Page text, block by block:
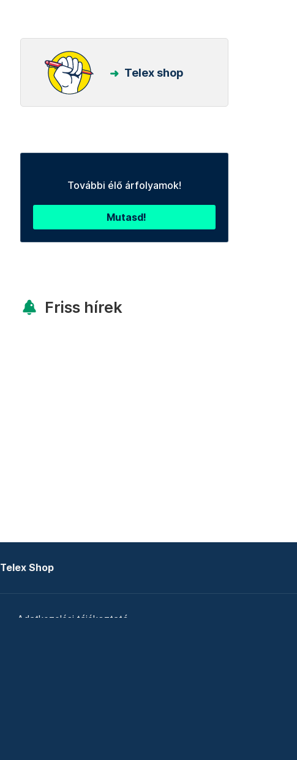
Telex shop
További élő árfolyamok!
Mutasd!
Friss hírek
Telex Shop
Adatkezelési tájékoztató